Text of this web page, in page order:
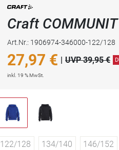
Craft
Art.Nr.: 1906974-346000-122/128
27,97 € | UVP 39,95 €
inkl. 19 % MwSt.
122/128 134/140 146/152